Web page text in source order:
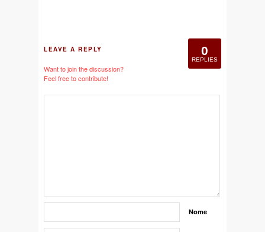
0
REPLIES
LEAVE A REPLY
Want to join the discussion?
Feel free to contribute!
Nome